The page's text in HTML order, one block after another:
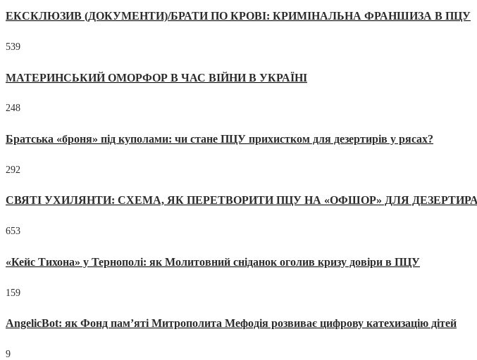
ЕКСКЛЮЗИВ (ДОКУМЕНТИ)/БРАТИ ПО КРОВІ: КРИМІНАЛЬНА ФРАНШИЗА В ПЦУ
539
МАТЕРИНСЬКИЙ ОМОРФОР В ЧАС ВІЙНИ В УКРАЇНІ
248
Братська «броня» під куполами: чи стане ПЦУ прихистком для дезертирів у рясах?
292
СВЯТІ УХИЛЯНТИ: СХЕМА, ЯК ПЕРЕТВОРИТИ ПЦУ НА «ОФШОР» ДЛЯ
653
«Кейс Тихона» у Тернополі: як Молитовний сніданок оголив кризу довіри в ПЦУ
159
AngelicBot: як Фонд пам’яті Митрополита Мефодія розвиває цифрову катехизацію дітей
9